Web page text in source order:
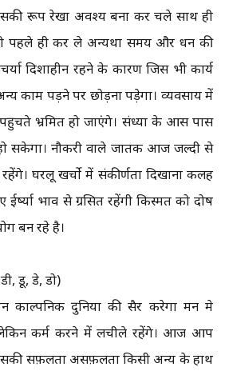
रूप रेखा अवश्य बना कर चले साथ ही
पहले ही कर ले अन्यथा समय और धन की
दिशाहीन रहने के कारण जिस भी कार्य
काम पड़ने पर छोड़ना पड़ेगा। व्यवसाय में
भ्रमित हो जाएंगे। संध्या के आस पास
सकेगा। नौकरी वाले जातक आज जल्दी से
घरलू खर्चो में संकीर्णता दिखाना कलह
भाव से ग्रसित रहेंगी किस्मत को दोष
बन रहे है।
डू, डे, डो)
दुनिया की सैर करेगा मन मे
कर्म करने में लचीले रहेंगे। आज आप
सफ़लता असफ़लता किसी अन्य के हाथ